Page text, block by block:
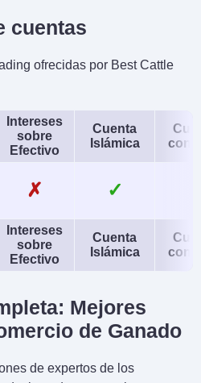
cuentas
ofrecidas por Best Cattle
Intereses
sobre
Efectivo
Cuenta
Islámica
✗ ✓
Intereses
sobre
Efectivo
Cuenta
Islámica
Mejores
de Ganado
de expertos de los